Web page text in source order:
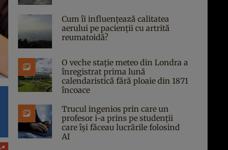
Cum îi influențează calitatea
aerului pe pacienții cu artrită
reumatoidă?
O veche stație meteo din Londra a
înregistrat prima lună
calendaristică fără ploaie din 1871
încoace
Trucul ingenios prin care un
profesor i-a prins pe studenții
care își făceau lucrările folosind
AI